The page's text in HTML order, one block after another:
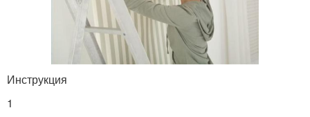
Инструкция
1